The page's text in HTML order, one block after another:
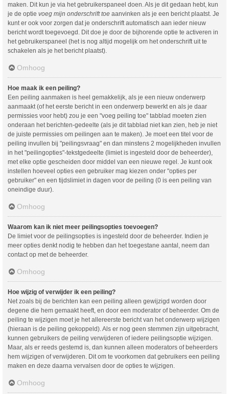
maken. Dit kun je via het gebruikerspaneel doen. Als je dit gedaan hebt, kun
je de optie voeg mijn onderschrift toe aanvinken als je een bericht plaatst. Je
kunt er ook voor zorgen dat je onderschrift automatisch aan ieder nieuw
bericht wordt toegevoegd. Dit doe je door de bijhorende optie te activeren in
het gebruikerspaneel (het is nog altijd mogelijk om het onderschrift uit te
schakelen als je het bericht plaatst).
Omhoog
Hoe maak ik een peiling?
Een peiling aanmaken is heel gemakkelijk, als je een nieuw onderwerp
aanmaakt (of het eerste bericht in een onderwerp bewerkt en als je daar
permissies voor hebt) zou je een "voeg peiling toe" tabblad moeten zien
onderaan het berichten-gedeelte (als je dit tabblad niet kan zien, heb je niet
de juiste permissies om peilingen aan te maken). Je moet een titel voor de
peiling invullen bij "peilingsvraag" en dan minstens 2 mogelijkheden invullen
in het "peilingopties"-tekstgedeelte (limiet is ingesteld door de beheerder),
met elke optie gescheiden door middel van een nieuwe regel. Je kunt ook
instellen hoeveel opties een gebruiker mag kiezen onder "opties per
gebruiker" en een tijdslimiet in dagen voor de peiling (0 is een peiling van
oneindige duur).
Omhoog
Waarom kan ik niet meer peilingsopties toevoegen?
De limiet voor de peilingsopties is ingesteld door de beheerder. Indien je
meer opties denkt nodig te hebben dan het toegestane aantal, neem dan
contact op met de beheerder.
Omhoog
Hoe wijzig of verwijder ik een peiling?
Net zoals bij de berichten kan een peiling alleen gewijzigd worden door
degene die hem gemaakt heeft, en door een moderator of beheerder. Om de
peiling te wijzigen moet je het allereerste bericht van het onderwerp wijzigen
(hieraan is de peiling gekoppeld). Als er nog geen stemmen zijn uitgebracht,
kunnen gebruikers de peiling verwijderen of iedere peilingsoptie wijzigen.
Maar, als er reeds gestemd is, dan kunnen alleen moderators of beheerders
hem wijzigen of verwijderen. Dit om te voorkomen dat gebruikers een peiling
maken en deze daarna vervalsen door de opties te wijzigen.
Omhoog